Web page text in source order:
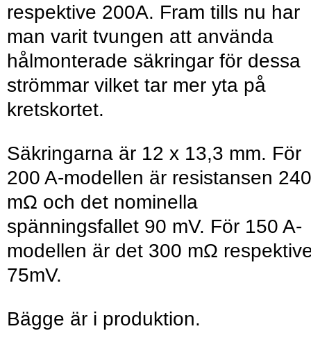
respektive 200A. Fram tills nu har
man varit tvungen att använda
hålmonterade säkringar för dessa
strömmar vilket tar mer yta på
kretskortet.
Säkringarna är 12 x 13,3 mm. För
200 A-modellen är resistansen 240
mΩ och det nominella
spänningsfallet 90 mV. För 150 A-
modellen är det 300 mΩ
75mV.
Bägge är i produktion.